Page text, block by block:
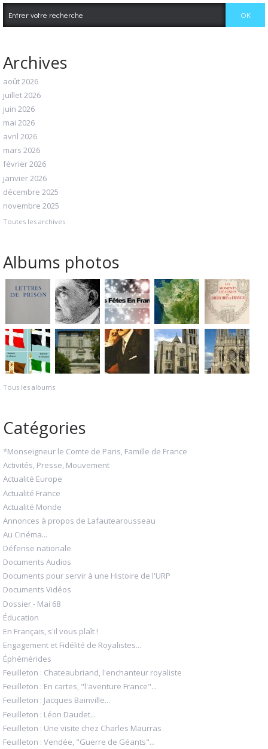
Archives
août 2026
juillet 2026
juin 2026
mai 2026
avril 2026
mars 2026
février 2026
janvier 2026
décembre 2025
novembre 2025
Toutes les archives
Albums photos
Tous les albums
Catégories
*Monseigneur le Comte de Paris, Famille de France
Activités, Presse, Mouvement
Actualité Europe
Actualité France
Actualité Monde
Annonces à propos de Lafautearousseau
Au Cinéma...
Défense nationale
Documents Audios
Documents pour servir à une Histoire de l'URP
Documents Vidéos
Dossier - Mai 68
Éducation
En Français, s'il vous plaît !
Engagement et Fidélité de Royalistes...
Éphémérides
Feuilleton : Chateaubriand, l'enchanteur royaliste
Feuilleton : En cartes, "l'aventure France"...
Feuilleton : Jacques Bainville...
Feuilleton : Léon Daudet...
Feuilleton : Une visite chez Charles Maurras
Feuilleton : Vendée, "Guerre de Géants"...